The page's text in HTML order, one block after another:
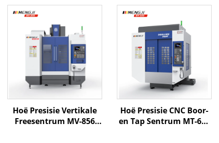
Masjien Tood Vertikale
Werktuigkundige
Sentrum met
Mitsubishi Stelsel
ME-8035 X8000 Y3500
Z1250 BT-50
Metaalbewerkings CNC
Masjienegereedskap
Hoë Presisie Vertikale
Freesentrum MV-856
Hoë Presisie CNC Boor-
en Tap Sentrum MT-600